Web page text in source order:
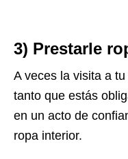
3) Prestarle
A veces la visita a
tanto que estás
en un acto de
ropa interior.